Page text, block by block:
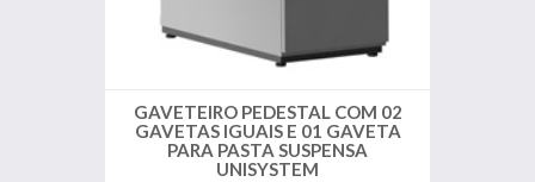
GAVETEIRO PEDESTAL COM 02
GAVETAS IGUAIS E 01 GAVETA
PARA PASTA SUSPENSA
UNISYSTEM